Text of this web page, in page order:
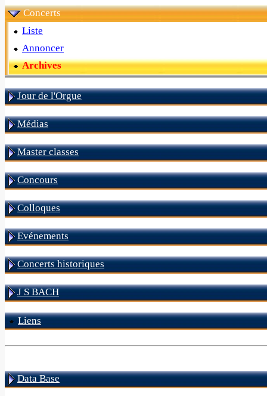
Concerts
Liste
Annoncer
Archives
Jour de l'Orgue
Médias
Master classes
Concours
Colloques
Evénements
Concerts historiques
J S BACH
Liens
Data Base